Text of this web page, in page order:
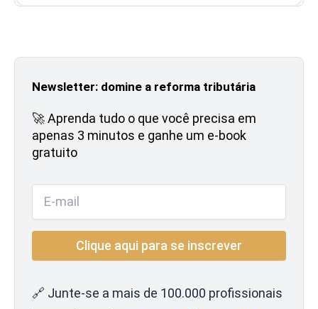
Newsletter: domine a reforma tributária
🚀 Aprenda tudo o que você precisa em
apenas 3 minutos e ganhe um e-book
gratuito
🔗 Junte-se a mais de 100.000 profissionais